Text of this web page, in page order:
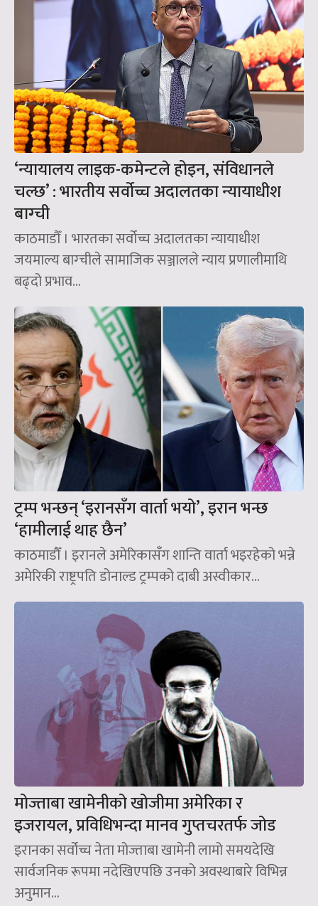
‘न्यायालय लाइक-कमेन्टले होइन, संविधानले
चल्छ’ : भारतीय सर्वोच्च अदालतका न्यायाधीश
बाग्ची
काठमाडौँ । भारतका सर्वोच्च अदालतका न्यायाधीश
जयमाल्य बाग्चीले सामाजिक सञ्जालले न्याय प्रणालीमाथि
बढ्दो प्रभाव...
ट्रम्प भन्छन् ‘इरानसँग वार्ता भयो’, इरान भन्छ
‘हामीलाई थाह छैन’
काठमाडौँ । इरानले अमेरिकासँग शान्ति वार्ता भइरहेको भन्ने
अमेरिकी राष्ट्रपति डोनाल्ड ट्रम्पको दाबी अस्वीकार...
मोज्ताबा खामेनीको खोजीमा अमेरिका र
इजरायल, प्रविधिभन्दा मानव गुप्तचरतर्फ जोड
इरानका सर्वोच्च नेता मोज्ताबा खामेनी लामो समयदेखि
सार्वजनिक रूपमा नदेखिएपछि उनको अवस्थाबारे विभिन्न
अनुमान...